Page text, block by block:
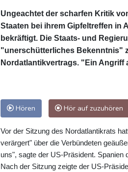
Ungeachtet der scharfen Kritik
Staaten bei ihrem Gipfeltreffen in
bekräftigt. Die Staats- und
"unerschütterliches Bekenntnis"
Nordatlantikvertrags. "Ein Angriff
Hören Hör auf zuzuhören
Vor der Sitzung des Nordatlantikrats
verärgert" über die Verbündeten
uns", sagte der US-Präsident. Spanien
Nach der Sitzung zeigte der US-